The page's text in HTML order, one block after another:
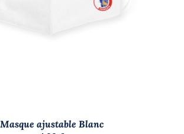
Masque ajustable Blanc